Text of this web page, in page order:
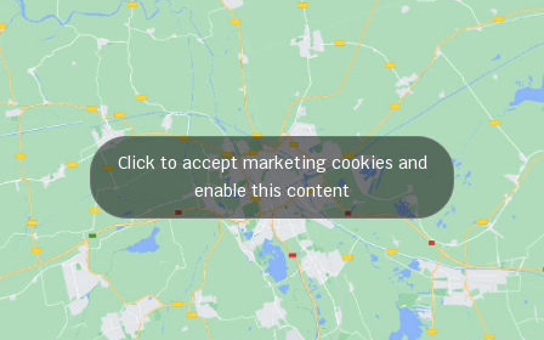
Click to accept marketing cookies and
enable this content